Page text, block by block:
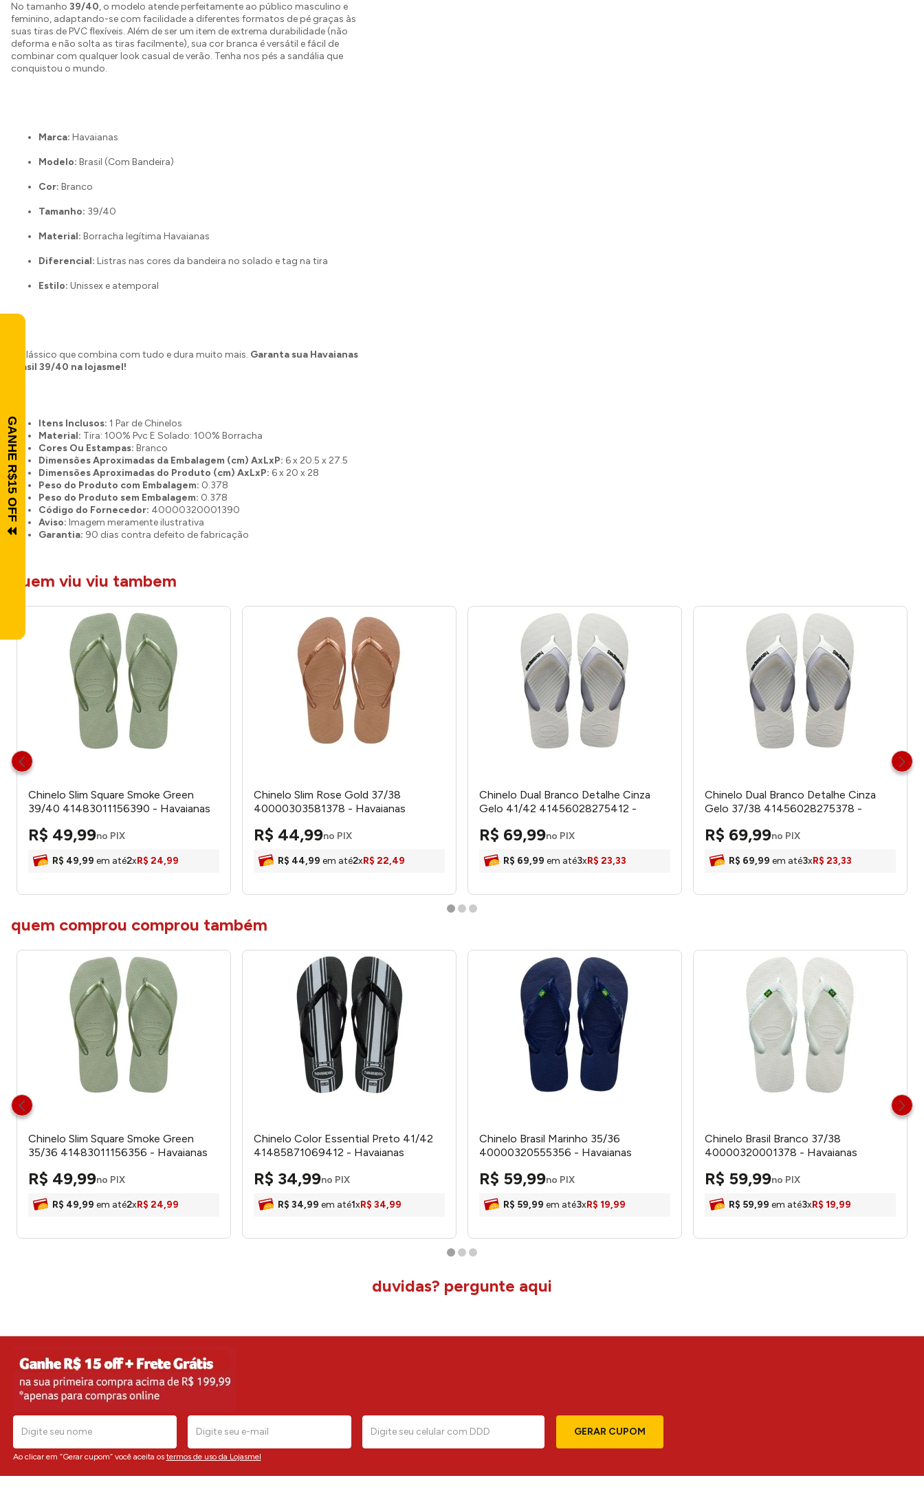
No tamanho 39/40, o modelo atende perfeitamente ao público masculino e
feminino, adaptando-se com facilidade a diferentes formatos de pé graças às
suas tiras de PVC flexíveis. Além de ser um item de extrema durabilidade (não
deforma e não solta as tiras facilmente), sua cor branca é versátil e fácil de
combinar com qualquer look casual de verão. Tenha nos pés a sandália que
conquistou o mundo.
Marca: Havaianas
Modelo: Brasil (Com Bandeira)
Cor: Branco
Tamanho: 39/40
Material: Borracha legítima Havaianas
Diferencial: Listras nas cores da bandeira no solado e tag na tira
Estilo: Unissex e atemporal
O clássico que combina com tudo e dura muito mais. Garanta sua Havaianas
Brasil 39/40 na lojasmel!
Itens Inclusos: 1 Par de Chinelos
Material: Tira: 100% Pvc E Solado: 100% Borracha
Cores Ou Estampas: Branco
Dimensões Aproximadas da Embalagem (cm) AxLxP: 6 x 20.5 x 27.5
Dimensões Aproximadas do Produto (cm) AxLxP: 6 x 20 x 28
Peso do Produto com Embalagem: 0.378
Peso do Produto sem Embalagem: 0.378
Código do Fornecedor: 40000320001390
Aviso: Imagem meramente ilustrativa
Garantia: 90 dias contra defeito de fabricação
quem viu viu tambem
Chinelo Slim Square Smoke Green
39/40 41483011156390 - Havaianas
R$ 49,99no PIX
R$ 49,99 em até2xR$ 24,99
Chinelo Slim Rose Gold 37/38
40000303581378 - Havaianas
R$ 44,99no PIX
R$ 44,99 em até2xR$ 22,49
Chinelo Dual Branco Detalhe Cinza
Gelo 41/42 41456028275412 -
R$ 69,99no PIX
R$ 69,99 em até3xR$ 23,33
Chinelo Dual Branco Detalhe Cinza
Gelo 37/38 41456028275378 -
R$ 69,99no PIX
R$ 69,99 em até3xR$ 23,33
quem comprou comprou também
Chinelo Slim Square Smoke Green
35/36 41483011156356 - Havaianas
R$ 49,99no PIX
R$ 49,99 em até2xR$ 24,99
Chinelo Color Essential Preto 41/42
41485871069412 - Havaianas
R$ 34,99no PIX
R$ 34,99 em até1xR$ 34,99
Chinelo Brasil Marinho 35/36
40000320555356 - Havaianas
R$ 59,99no PIX
R$ 59,99 em até3xR$ 19,99
Chinelo Brasil Branco 37/38
40000320001378 - Havaianas
R$ 59,99no PIX
R$ 59,99 em até3xR$ 19,99
duvidas? pergunte aqui
GERAR CUPOM
Ao clicar em “Gerar cupom” você aceita os termos de uso da Lojasmel